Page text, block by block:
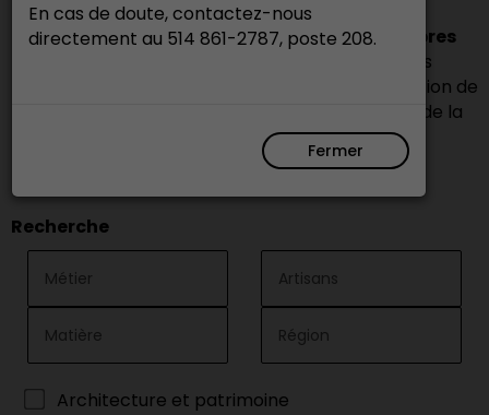
En cas de doute, contactez-nous
directement au 514 861-2787, poste 208.
Fermer
Ce répertoire regroupe l’ensemble des membres
Vous pouvez faire des
recherches pour trouver nos membres en fonction de
leur métier, le matériau de base transformé, ou de la
région où ils exercent leur activité.
Recherche
Architecture et patrimoine